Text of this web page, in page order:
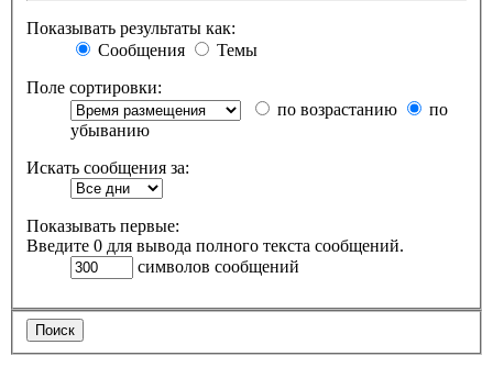
Показывать результаты как:
Сообщения
Темы
Поле сортировки:
по возрастанию
по
убыванию
Искать сообщения за:
Показывать первые:
Введите 0 для вывода полного текста сообщений.
символов сообщений